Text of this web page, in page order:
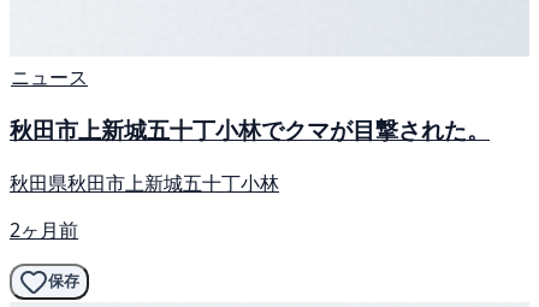
ニュース
秋田市上新城五十丁小林でクマが目撃された。
秋田県秋田市上新城五十丁小林
2ヶ月前
保存